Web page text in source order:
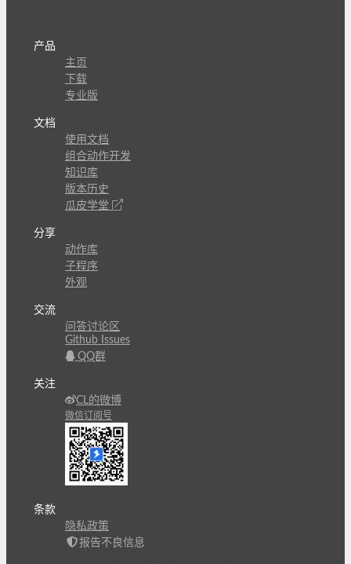
产品
主页
下载
专业版
文档
使用文档
组合动作开发
知识库
版本历史
瓜皮学堂
分享
动作库
子程序
外观
交流
问答讨论区
Github Issues
QQ群
关注
CL的微博
微信订阅号
条款
隐私政策
报告不良信息